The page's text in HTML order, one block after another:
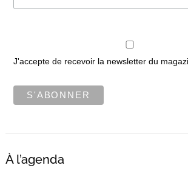
J'accepte de recevoir la newsletter du
À l’agenda